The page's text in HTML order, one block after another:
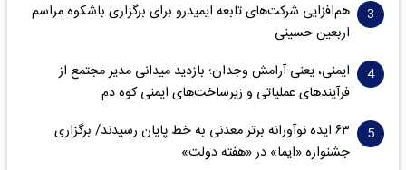
هم‌افزایی شرکت‌های تابعه ایمیدرو برای برگزاری باشکوه مراسم
اربعین حسینی
ایمنی، یعنی آرامش وجدان؛ بازدید میدانی مدیر مجتمع از
فرآیندهای عملیاتی و زیرساخت‌های ایمنی کوه دم
۶۳ ایده نوآورانه برتر معدنی به خط پایان رسیدند/ برگزاری
جشنواره «ایما» در «هفته دولت»